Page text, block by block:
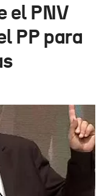
el PNV
PP para